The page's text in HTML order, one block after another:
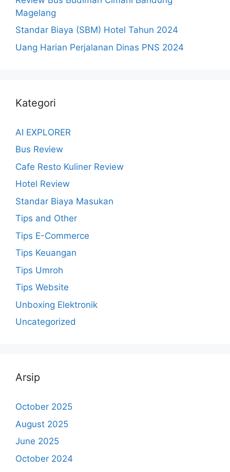
Magelang
Standar Biaya (SBM) Hotel Tahun 2024
Uang Harian Perjalanan Dinas PNS 2024
Kategori
AI EXPLORER
Bus Review
Cafe Resto Kuliner Review
Hotel Review
Standar Biaya Masukan
Tips and Other
Tips E-Commerce
Tips Keuangan
Tips Umroh
Tips Website
Unboxing Elektronik
Uncategorized
Arsip
October 2025
August 2025
June 2025
October 2024